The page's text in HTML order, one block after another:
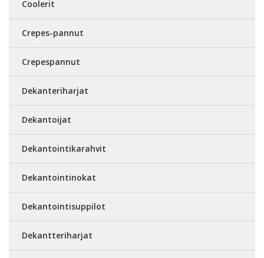
Coolerit
Crepes-pannut
Crepespannut
Dekanteriharjat
Dekantoijat
Dekantointikarahvit
Dekantointinokat
Dekantointisuppilot
Dekantteriharjat